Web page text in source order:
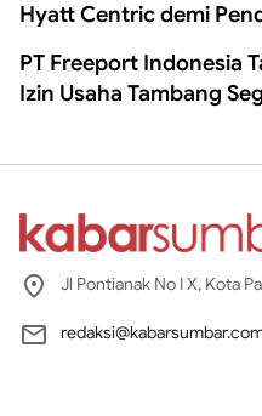
Hyatt Centric demi
PT Freeport Indonesia
Izin Usaha Tambang
Jl Pontianak No I X, Kota